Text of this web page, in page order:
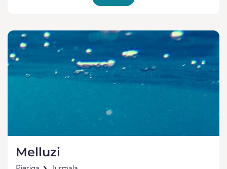
Melluzi